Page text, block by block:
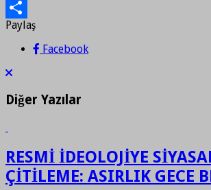
WhatsApp
Paylaş
Paylaş
Facebook
Diğer Yazılar
RESMİ İDEOLOJİYE
ÇİTİLEME: ASIRLIK GECE